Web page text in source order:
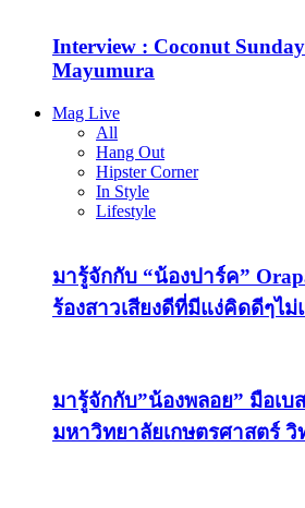
Interview : Coconut
Mayumura
Mag Live
All
Hang Out
Hipster Corner
In Style
Lifestyle
มารู้จักกับ “น้องปาร์ค”
ร้องสาวเสียงดีที่มีแง่คิดดีๆไ
มารู้จักกับ”น้องพลอย” มือเบ
มหาวิทยาลัยเกษตรศาสตร์